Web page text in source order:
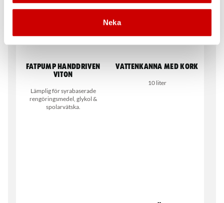
Neka
Fatpump handdriven
Viton
Lämplig för syrabaserade
rengöringsmedel, glykol &
spolarvätska.
Vattenkanna med kork
10 liter